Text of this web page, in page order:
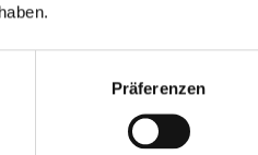
Präferenzen